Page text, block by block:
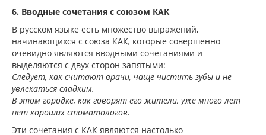
6. Вводные сочетания с союзом КАК
В русском языке есть множество выражений,
начинающихся с союза КАК, которые совершенно
очевидно являются вводными сочетаниями и
выделяются с двух сторон запятыми:
Следует, как считают врачи, чаще чистить зубы и не
увлекаться сладким.
В этом городке, как говорят его жители, уже много лет
нет хороших стоматологов.
Эти сочетания с КАК являются настолько